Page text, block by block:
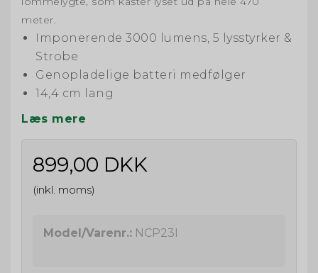
meter.
Imponerende 3000 lumens, 5 lysstyrker &
Strobe
Genopladelige batteri medfølger
14,4 cm lang
Læs mere
899,00 DKK
(inkl. moms)
Model/Varenr.: NCP23I